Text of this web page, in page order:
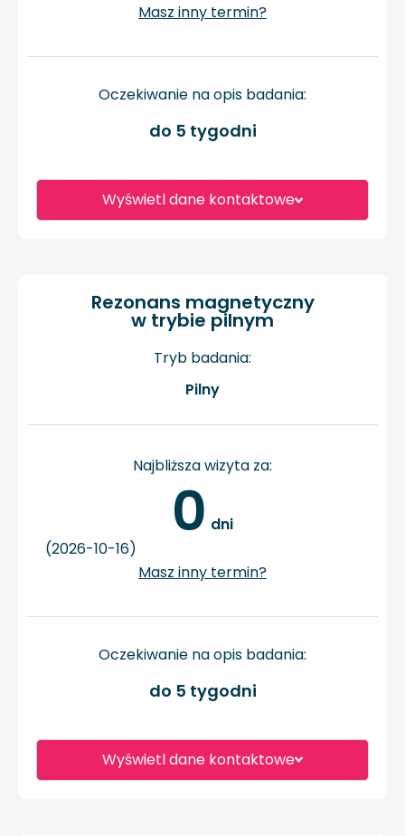
Wyświetl dane kontaktowe
Masz inny termin?
Oczekiwanie na opis badania:
do 5 tygodni
Wyświetl dane kontaktowe
Rezonans magnetyczny
w trybie pilnym
Tryb badania:
Pilny
Najbliższa wizyta za:
0 dni
(2026-10-16)
Masz inny termin?
Oczekiwanie na opis badania:
do 5 tygodni